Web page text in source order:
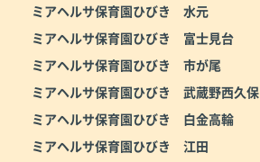
ミアヘルサ保育園ひびき 水元
ミアヘルサ保育園ひびき 富士見台
ミアヘルサ保育園ひびき 市が尾
ミアヘルサ保育園ひびき 武蔵野西久保
ミアヘルサ保育園ひびき 白金高輪
ミアヘルサ保育園ひびき 江田